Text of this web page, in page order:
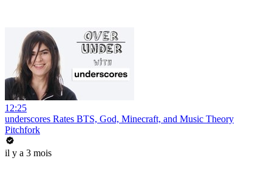
12:25
underscores Rates BTS, God, Minecraft, and Music Theory
Pitchfork
il y a 3 mois